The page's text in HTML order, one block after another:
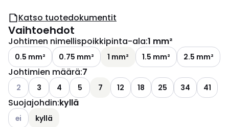
Katso tuotedokumentit
Vaihtoehdot
Johtimen nimellispoikkipinta-ala:1 mm²
0.5 mm² 0.75 mm² 1 mm² 1.5 mm² 2.5 mm²
Johtimien määrä:7
Katso käytettävissä olevat vaihtoehdot
2 3 4 5 7 12 18 25 34 41
Suojajohdin:kyllä
Katso käytettävissä olevat vaihtoehdot
ei kyllä